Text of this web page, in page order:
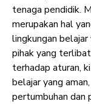
tenaga pendidik.
merupakan hal
lingkungan
pihak yang
terhadap aturan,
belajar yang
pertumbuhan dan